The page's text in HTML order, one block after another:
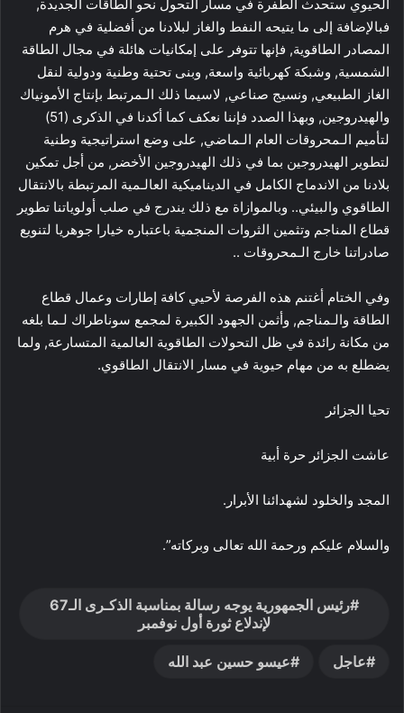
الحيوي ستحدث الطفرة في مسار التحول نحو الطاقات الجديدة,
فبالإضافة إلى ما يتيحه النفط والغاز لبلادنا من أفضلية في هرم
المصادر الطاقوية, فإنها تتوفر على إمكانيات هائلة في مجال الطاقة
الشمسية, وشبكة كهربائية واسعة, وبنى تحتية وطنية ودولية لنقل
الغاز الطبيعي, ونسيج صناعي, لاسيما ذلك الـمرتبط بإنتاج الأمونياك
والهيدروجين, وبهذا الصدد فإننا نعكف كما أكدنا في الذكرى (51)
لتأميم الـمحروقات العام الـماضي, على وضع استراتيجية وطنية
لتطوير الهيدروجين بما في ذلك الهيدروجين الأخضر, من أجل تمكين
بلادنا من الاندماج الكامل في الديناميكية العالـمية المرتبطة بالانتقال
الطاقوي والبيئي.. وبالموازاة مع ذلك يندرج في صلب أولوياتنا تطوير
قطاع المناجم وتثمين الثروات المنجمية باعتباره خيارا جوهريا لتنويع
صادراتنا خارج الـمحروقات ..
وفي الختام أغتنم هذه الفرصة لأحيي كافة إطارات وعمال قطاع
الطاقة والـمناجم, وأثمن الجهود الكبيرة لمجمع سوناطراك لـما بلغه
من مكانة رائدة في ظل التحولات الطاقوية العالمية المتسارعة, ولما
يضطلع به من مهام حيوية في مسار الانتقال الطاقوي.
تحيا الجزائر
عاشت الجزائر حرة أبية
المجد والخلود لشهدائنا الأبرار.
والسلام عليكم ورحمة الله تعالى وبركاته”.
رئيس الجمهورية يوجه رسالة بمناسبة الذكـرى الـ67
لإندلاع ثورة أول نوفمبر
عاجل عيسو حسين عبد الله